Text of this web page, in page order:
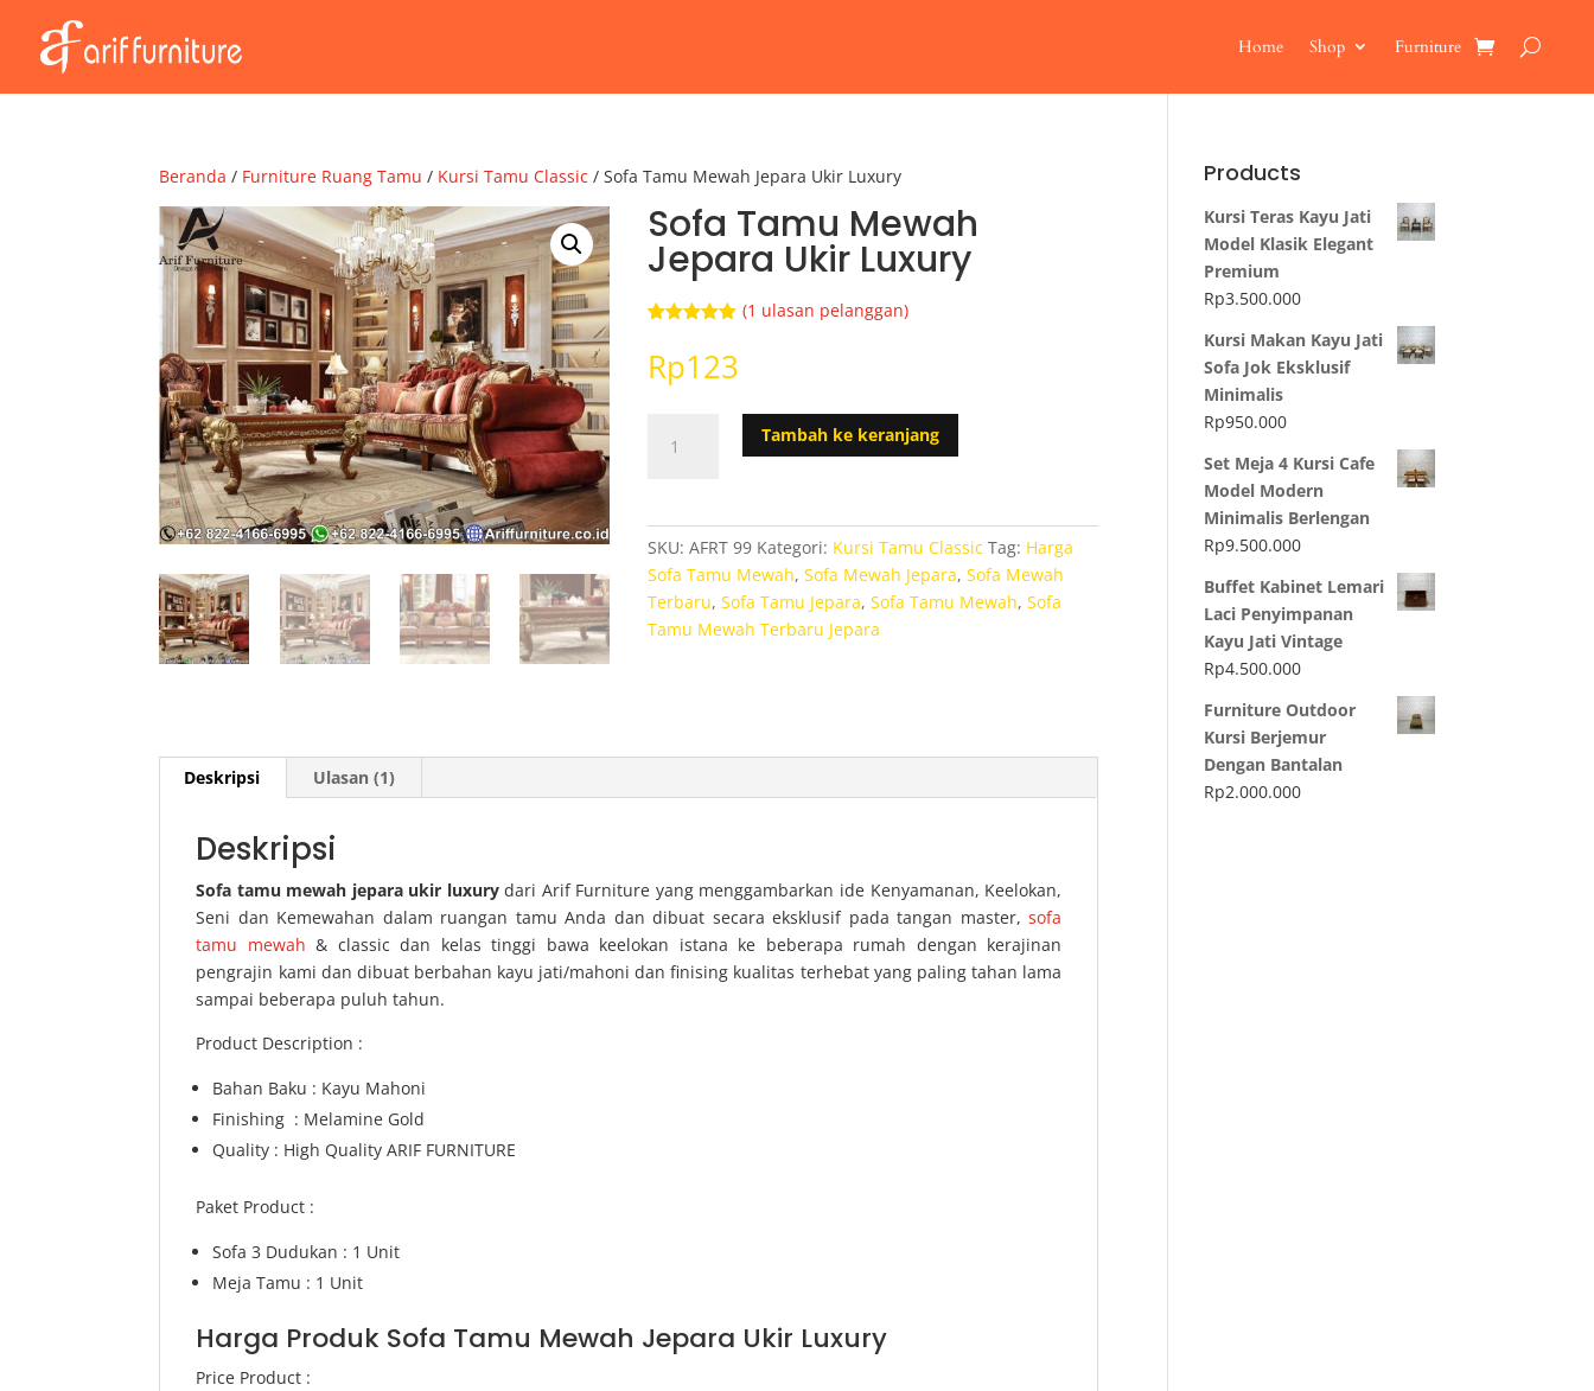
Home Shop Furniture
Beranda / Furniture Ruang Tamu / Kursi Tamu Classic / Sofa Tamu Mewah Jepara Ukir Luxury
Sofa Tamu Mewah
Jepara Ukir Luxury
berdasarka
penilaian
(1 ulasan pelanggan)
Rp123
Sofa
Ukir
Luxury
Tambah ke keranjang
SKU:AFRT 99 Kategori: Kursi Tamu Classic Tag: Harga
Sofa Tamu Mewah,Sofa Mewah Jepara,Sofa Mewah
Terbaru,Sofa Tamu Jepara,Sofa Tamu Mewah,Sofa
Tamu Mewah Terbaru Jepara
Deskripsi Ulasan (1)
Deskripsi
Sofa tamu mewah jepara ukir luxurydari Arif Furniture yang menggambarkan ide Kenyamanan, Keelokan,
Seni dan Kemewahan dalam ruangan tamu Anda dan dibuat secara eksklusif pada tangan master,sofa
tamu mewah & classic dan kelas tinggi bawa keelokan istana ke beberapa rumah dengan kerajinan
pengrajin kami dan dibuat berbahan kayu jati/mahoni dan finising kualitas terhebat yang paling tahan lama
sampai beberapa puluh tahun.
Product Description :
Bahan Baku : Kayu Mahoni
Finishing : Melamine Gold
Quality : High Quality ARIF FURNITURE
Paket Product :
Sofa 3 Dudukan : 1 Unit
Meja Tamu : 1 Unit
Harga Produk Sofa Tamu Mewah Jepara Ukir Luxury
Price Product :
Products
Kursi Teras Kayu Jati
Model Klasik Elegant
Premium
Rp3.500.000
Kursi Makan Kayu Jati
Sofa Jok Eksklusif
Minimalis
Rp950.000
Set Meja 4 Kursi Cafe
Model Modern
Minimalis Berlengan
Rp9.500.000
Buffet Kabinet Lemari
Laci Penyimpanan
Kayu Jati Vintage
Rp4.500.000
Furniture Outdoor
Kursi Berjemur
Dengan Bantalan
Rp2.000.000